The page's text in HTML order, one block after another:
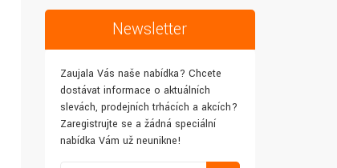
Newsletter
Zaujala Vás naše nabídka? Chcete
dostávat informace o aktuálních
slevách, prodejních trhácích a akcích?
Zaregistrujte se a žádná speciální
nabídka Vám už neunikne!